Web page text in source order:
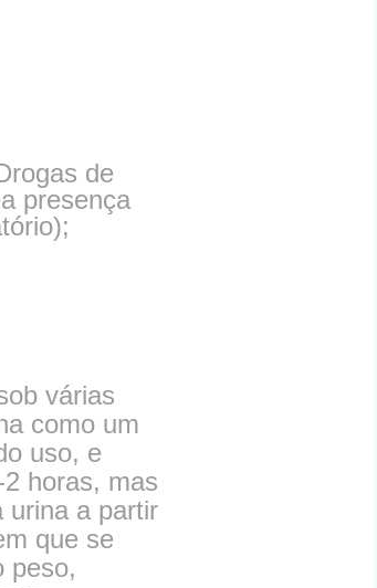
de
presença
várias
como um
uso, e
horas, mas
urina a partir
que se
peso,